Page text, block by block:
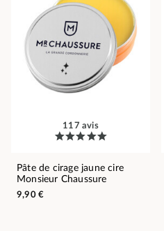
117 avis
Pâte de cirage jaune cire
Monsieur Chaussure
9,90 €